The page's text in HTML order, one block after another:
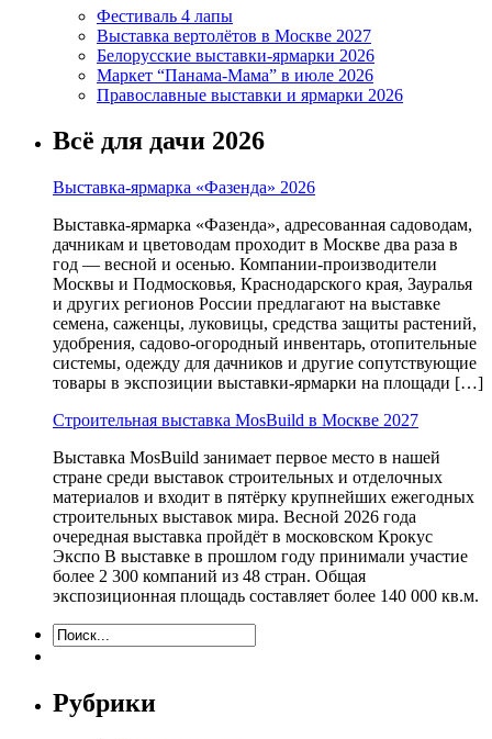
Фестиваль 4 лапы
Выставка вертолётов в Москве 2027
Белорусские выставки-ярмарки 2026
Маркет “Панама-Мама” в июле 2026
Православные выставки и ярмарки 2026
Всё для дачи 2026
Выставка-ярмарка «Фазенда» 2026
Выставка-ярмарка «Фазенда», адресованная садоводам,
дачникам и цветоводам проходит в Москве два раза в
год — весной и осенью. Компании-производители
Москвы и Подмосковья, Краснодарского края, Зауралья
и других регионов России предлагают на выставке
семена, саженцы, луковицы, средства защиты растений,
удобрения, садово-огородный инвентарь, отопительные
системы, одежду для дачников и другие сопутствующие
товары в экспозиции выставки-ярмарки на площади […]
Строительная выставка MosBuild в Москве 2027
Выставка MosBuild занимает первое место в нашей
стране среди выставок строительных и отделочных
материалов и входит в пятёрку крупнейших ежегодных
строительных выставок мира. Весной 2026 года
очередная выставка пройдёт в московском Крокус
Экспо В выставке в прошлом году принимали участие
более 2 300 компаний из 48 стран. Общая
экспозиционная площадь составляет более 140 000 кв.м.
Рубрики